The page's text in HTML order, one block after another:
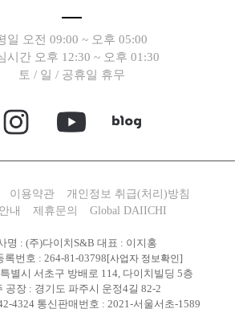
일 오전 09:00 ~ 오후 05:00
시간 오후 12:30 ~ 오후 01:30
토 / 일 / 공휴일 휴무
이용약관
개인정보 취급(처리)방침
내
제휴문의 Global DAIICHI
명 : (주)다이치S&B 대표 : 이지홍
록번호 : 264-81-03798[사업자 정보확인]
별시 서초구 방배로 114, 다이치빌딩 5층
공장 : 경기도 파주시 운정4길 82-2
4324 통신판매번호 : 2021-서울서초-1589